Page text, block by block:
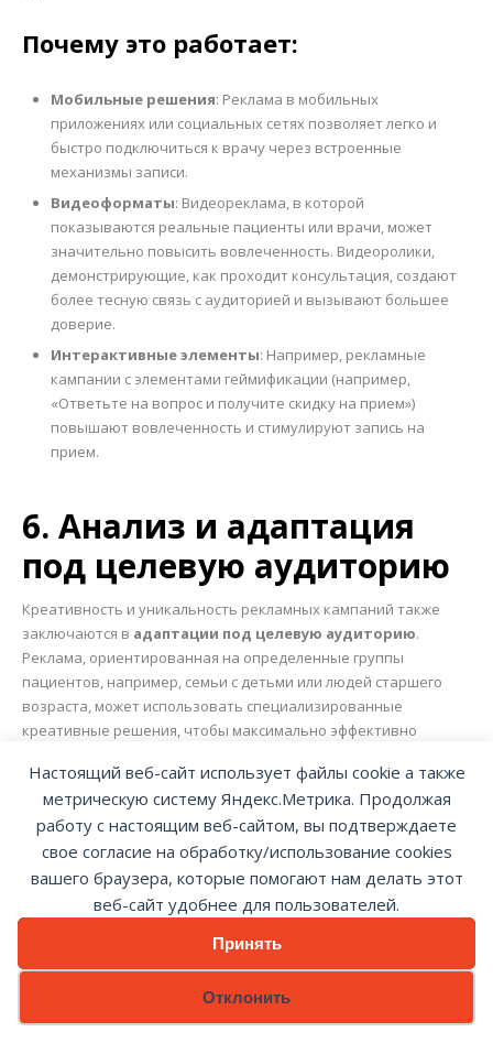
Почему это работает:
Мобильные решения: Реклама в мобильных
приложениях или социальных сетях позволяет легко и
быстро подключиться к врачу через встроенные
механизмы записи.
Видеоформаты: Видеореклама, в которой
показываются реальные пациенты или врачи, может
значительно повысить вовлеченность. Видеоролики,
демонстрирующие, как проходит консультация, создают
более тесную связь с аудиторией и вызывают большее
доверие.
Интерактивные элементы: Например, рекламные
кампании с элементами геймификации (например,
«Ответьте на вопрос и получите скидку на прием»)
повышают вовлеченность и стимулируют запись на
прием.
6. Анализ и адаптация
под целевую аудиторию
Креативность и уникальность рекламных кампаний также
заключаются в адаптации под целевую аудиторию.
Реклама, ориентированная на определенные группы
пациентов, например, семьи с детьми или людей старшего
возраста, может использовать специализированные
креативные решения, чтобы максимально эффективно
Как это влияет на конверсию:
Понимание потребностей: Чем точнее креативная
кампания отвечает на потребности целевой аудитории
(например, реклама для молодых мам или пожилых
пациентов), тем выше вероятность того, что пациент
Персонализированные предложения
Настоящий веб-сайт использует файлы cookie а также
метрическую систему Яндекс.Метрика. Продолжая
работу с настоящим веб-сайтом, вы подтверждаете
свое согласие на обработку/использование cookies
вашего браузера, которые помогают нам делать этот
веб-сайт удобнее для пользователей.
Принять
Отклонить